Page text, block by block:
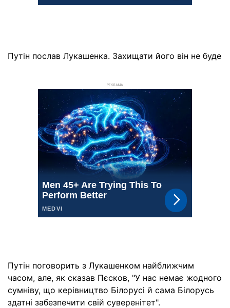
Путін послав Лукашенка. Захищати його він не буде
РЕКЛАМА
Путін поговорить з Лукашенком найближчим
часом, але, як сказав Пєсков, "У нас немає жодного
сумніву, що керівництво Білорусі й сама Білорусь
здатні забезпечити свій суверенітет".